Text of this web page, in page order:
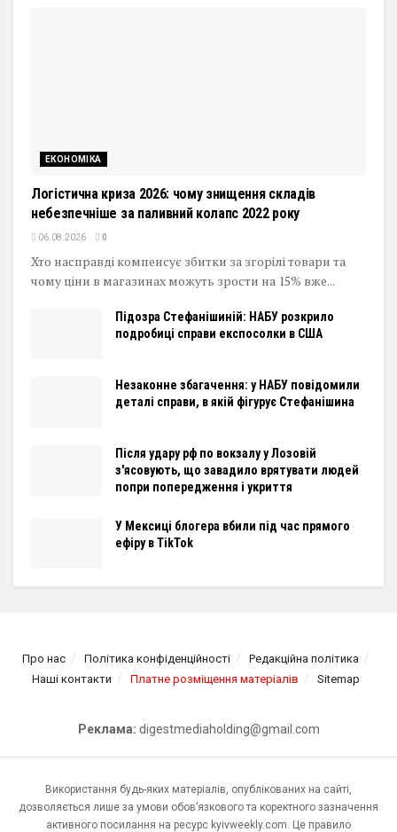
ЕКОНОМІКА
Логістична криза 2026: чому знищення складів
небезпечніше за паливний колапс 2022 року
06.08.2026 0
Хто насправді компенсує збитки за згорілі товари та
чому ціни в магазинах можуть зрости на 15% вже...
Підозра Стефанішиній: НАБУ розкрило
подробиці справи експосолки в США
Незаконне збагачення: у НАБУ повідомили
деталі справи, в якій фігурує Стефанішина
Після удару рф по вокзалу у Лозовій
з'ясовують, що завадило врятувати людей
попри попередження і укриття
У Мексиці блогера вбили під час прямого
ефіру в TikTok
Про нас Політика конфіденційності
Редакційна політика
Наші контакти
Платне розміщення матеріалів Sitemap
Реклама: digestmediaholding@gmail.com
Використання будь-яких матеріалів, опублікованих на сайті,
дозволяється лише за умови обов’язкового та коректного зазначення
активного посилання на ресурс kyivweekly.com. Це правило